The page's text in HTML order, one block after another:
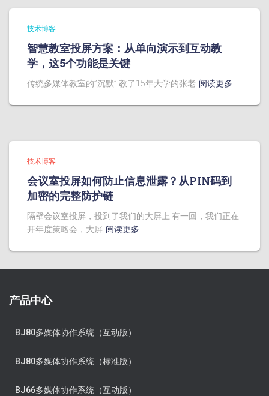
技术博客
智慧教室投屏方案：从单向演示到互动教
学，这5个功能是关键
传统多媒体教室的”沉默” 教了15年大学的张老 阅读更多…
技术博客
会议室投屏如何防止信息泄露？从PIN码到
加密的完整防护链
隔壁会议室投屏，投到了我们的大屏上 有一回，我们正在
开年度策略会，大屏 阅读更多…
产品中心
BJ80多媒体协作系统（互动版）
BJ80多媒体协作系统（标准版）
BJ66多媒体协作系统（互动版）